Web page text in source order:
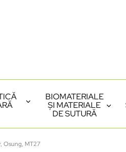
BIOMATERIALE
ȘI MATERIALE
DE SUTURĂ
Osung, MT27